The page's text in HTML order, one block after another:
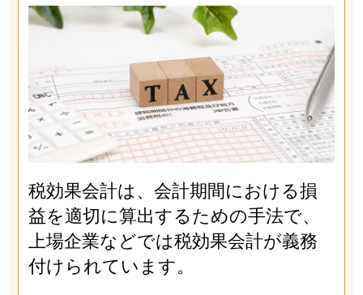
税効果会計は、会計期間における損
益を適切に算出するための手法で、
上場企業などでは税効果会計が義務
付けられています。